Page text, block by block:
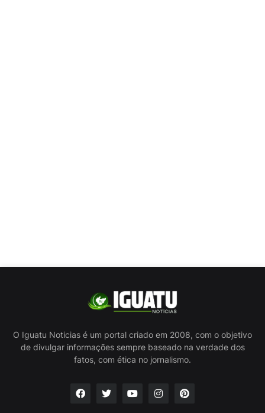
O Iguatu Noticias é um portal criado em 2008, com o objetivo
de divulgar informações sempre baseado na verdade dos
fatos, com ética no jornalismo.